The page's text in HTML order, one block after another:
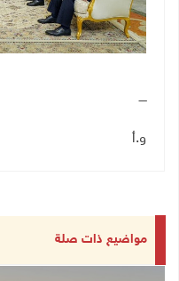
ــــ
و.أ
مواضيع ذات صلة